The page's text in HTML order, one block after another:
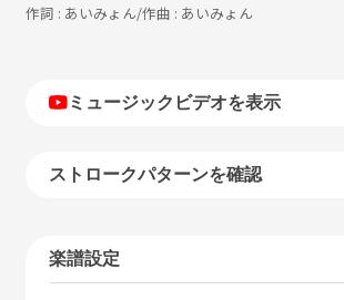
作詞 : あいみょん/作曲 : あいみょん
ミュージックビデオを表示
ストロークパターンを確認
楽譜設定